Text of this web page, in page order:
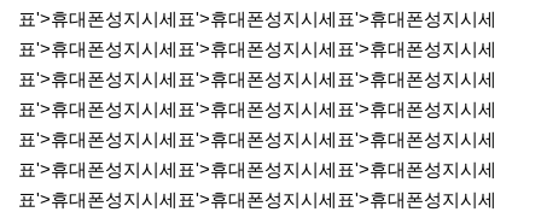
표'>휴대폰성지시세표'>휴대폰성지시세표'>휴대폰성지시세
표'>휴대폰성지시세표'>휴대폰성지시세표'>휴대폰성지시세
표'>휴대폰성지시세표'>휴대폰성지시세표'>휴대폰성지시세
표'>휴대폰성지시세표'>휴대폰성지시세표'>휴대폰성지시세
표'>휴대폰성지시세표'>휴대폰성지시세표'>휴대폰성지시세
표'>휴대폰성지시세표'>휴대폰성지시세표'>휴대폰성지시세
표'>휴대폰성지시세표'>휴대폰성지시세표'>휴대폰성지시세